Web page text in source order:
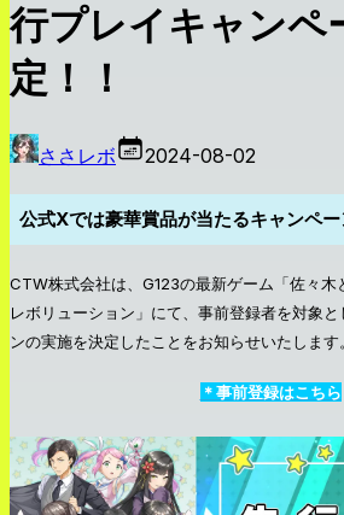
行プレイキャンペ
定！！
ささレボ 2024-08-02
公式Xでは豪華賞品が当たるキャンペー
CTW株式会社は、G123の最新ゲーム「佐々木
レボリューション」にて、事前登録者を対象
ンの実施を決定したことをお知らせいたします。
＊事前登録はこちら